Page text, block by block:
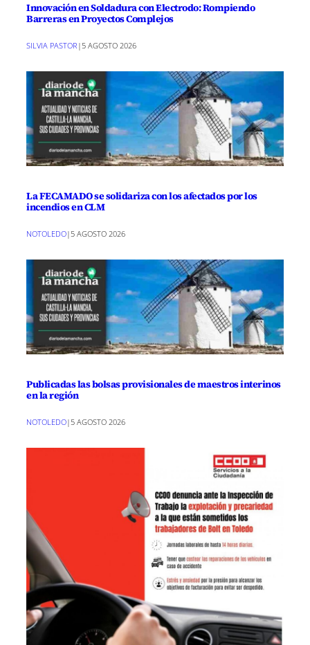
Innovación en Soldadura con Electrodo: Rompiendo
Barreras en Proyectos Complejos
SILVIA PASTOR | 5 AGOSTO 2026
La FECAMADO se solidariza con los afectados por los
incendios en CLM
NOTOLEDO|5 AGOSTO 2026
Publicadas las bolsas provisionales de maestros interinos
en la región
NOTOLEDO|5 AGOSTO 2026